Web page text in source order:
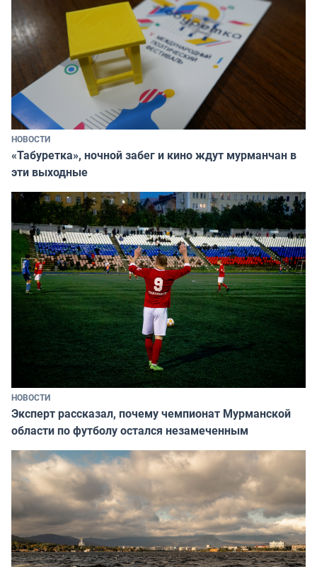
НОВОСТИ
«Табуретка», ночной забег и кино ждут мурманчан в
эти выходные
НОВОСТИ
Эксперт рассказал, почему чемпионат Мурманской
области по футболу остался незамеченным